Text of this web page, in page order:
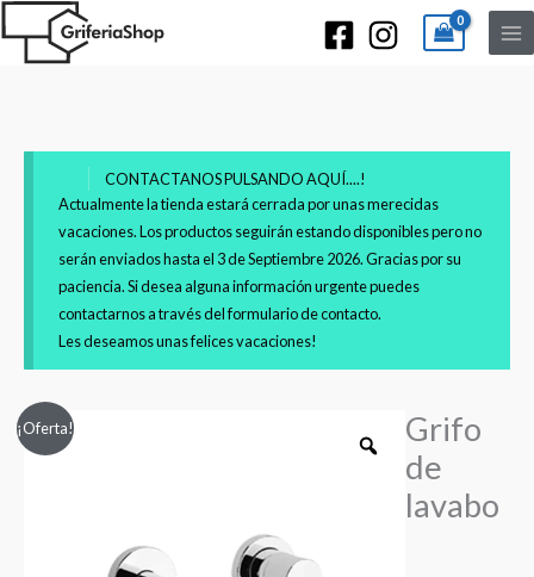
CONTACTANOS PULSANDO AQUÍ....!
Actualmente la tienda estará cerrada por unas merecidas
vacaciones. Los productos seguirán estando disponibles pero no
serán enviados hasta el 3 de Septiembre 2026. Gracias por su
paciencia. Si desea alguna información urgente puedes
contactarnos a través del formulario de contacto.
Les deseamos unas felices vacaciones!
¡Oferta!
Grifo
de
lavabo
desde
Grifo
de